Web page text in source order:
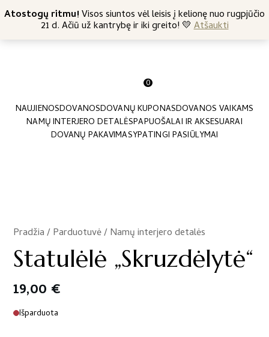
Atostogų ritmu!Visos siuntos vėl leisis į kelionę nuo rugpjūčio
21 d. Ačiū už kantrybę ir iki greito! 💛Atšaukti
Nemokamas siuntimas nuo 45 Eur +370 682 57369
0
NAUJIENOSDOVANOSDOVANŲ KUPONASDOVANOS VAIKAMS
NAMŲ INTERJERO DETALĖSPAPUOŠALAI IR AKSESUARAI
DOVANŲ PAKAVIMASYPATINGI PASIŪLYMAI
Pradžia/Parduotuvė/Namų interjero detalės
/
Statulėlė „Skruzdėlytė“
19,00 €
Išparduota